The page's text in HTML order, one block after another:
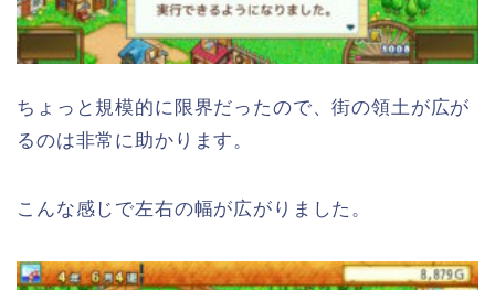
ちょっと規模的に限界だったので、街の領土が広が
るのは非常に助かります。
こんな感じで左右の幅が広がりました。